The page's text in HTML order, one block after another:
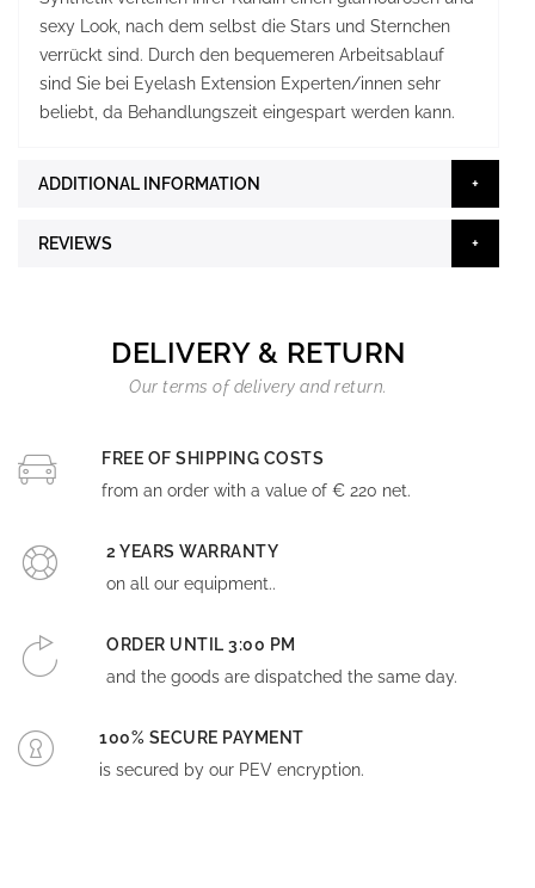
sexy Look, nach dem selbst die Stars und Sternchen
verrückt sind. Durch den bequemeren Arbeitsablauf
sind Sie bei Eyelash Extension Experten/innen sehr
beliebt, da Behandlungszeit eingespart werden kann.
ADDITIONAL INFORMATION
REVIEWS
DELIVERY & RETURN
Our terms of delivery and return.
FREE OF SHIPPING COSTS
from an order with a value of € 220 net.
2 YEARS WARRANTY
on all our equipment..
ORDER UNTIL 3:00 PM
and the goods are dispatched the same day.
100% SECURE PAYMENT
is secured by our PEV encryption.